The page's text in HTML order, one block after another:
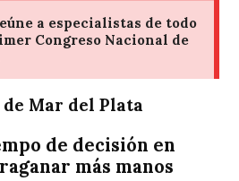
Mar del Plata
de decisión en
más manos